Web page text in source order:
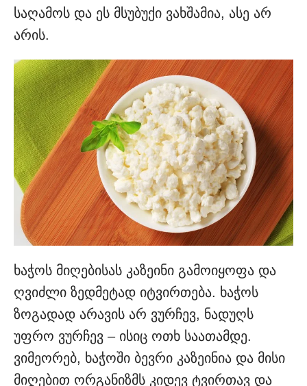
საღამოს და ეს მსუბუქი ვახშამია, ასე არ
არის.
ხაჭოს მიღებისას კაზეინი გამოიყოფა და
ღვიძლი ზედმეტად იტვირთება. ხაჭოს
ზოგადად არავის არ ვურჩევ, ნადუღს
უფრო ვურჩევ – ისიც ოთხ საათამდე.
ვიმეორებ, ხაჭოში ბევრი კაზეინია და მისი
მიღებით ორგანიზმს კიდევ ტვირთავ და